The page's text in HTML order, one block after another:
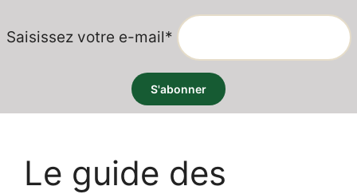
Saisissez votre e-mail*
Le guide des